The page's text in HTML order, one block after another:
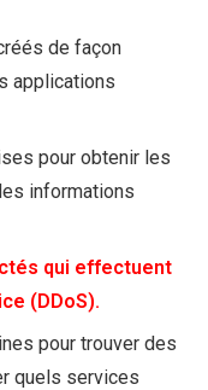
de façon
applications
pour obtenir les
informations
qui effectuent
(DDoS).
pour trouver des
quels services